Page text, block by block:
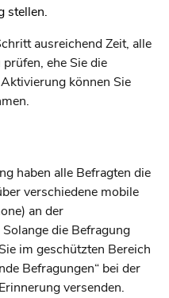
stellen.
ausreichend Zeit, alle
ehe Sie die
können Sie
haben alle Befragten die
verschiedene mobile
an der
die Befragung
im geschützten Bereich
Befragungen“ bei der
versenden.